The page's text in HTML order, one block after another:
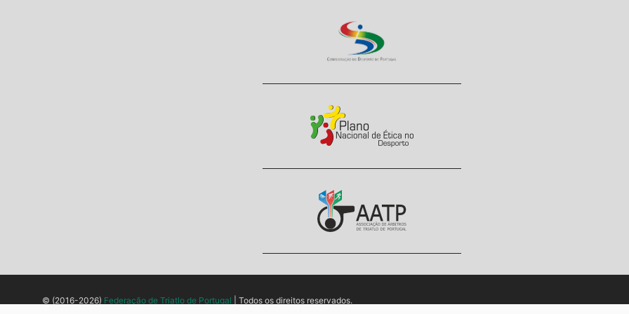
© (2016-2026) Federação de Triatlo de Portugal | Todos os direitos reservados.